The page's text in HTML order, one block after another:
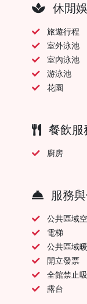
休閒
旅遊行程
室外泳池
室內泳池
游泳池
花園
餐飲服
廚房
服務
公共區域
電梯
公共區域
開立發票
全館禁止
露台